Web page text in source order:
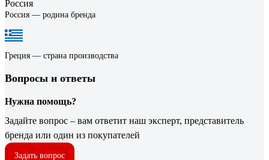
Россия — родина бренда
Греция — страна производства
Вопросы и ответы
Нужна помощь?
Задайте вопрос – вам ответит наш эксперт, представитель
бренда или один из покупателей
Задать вопрос